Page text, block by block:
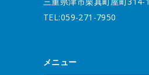
TEL:059-271-7950
メニュー